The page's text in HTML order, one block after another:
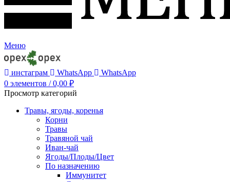
Меню
инстаграм WhatsApp
WhatsApp
0 элементов / 0,00 ₽
Просмотр категорий
Травы, ягоды, коренья
Корни
Травы
Травяной чай
Иван-чай
Ягоды/Плоды/Цвет
По назначению
Иммунитет